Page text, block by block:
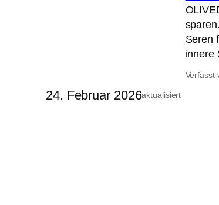
24. Februar 2026aktualisiert
Seren
innere
Verfasst